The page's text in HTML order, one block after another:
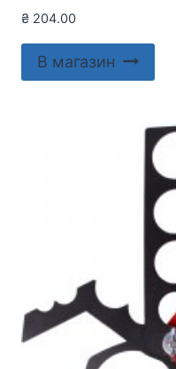
₴ 204.00
В магазин